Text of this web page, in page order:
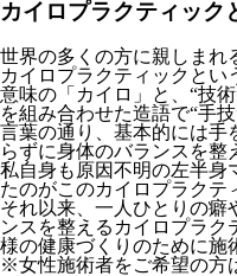
カイロプラクティック
世界の多くの方に親しまれ
カイロプラクティックとい
意味の「カイロ」と、“技
を組み合わせた造語で“手
言葉の通り、基本的には手
らずに身体のバランスを整
私自身も原因不明の左半身
たのがこのカイロプラクテ
それ以来、一人ひとりの癖
ンスを整えるカイロプラク
様の健康づくりのために施
※女性施術者をご希望の方